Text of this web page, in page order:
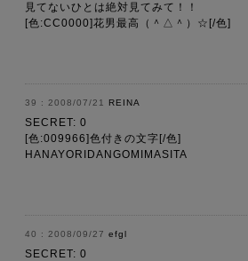
見てないひとは絶対見てみて！！
[色:CC0000]花男最高（＾△＾）☆[/色]
2008/07/21 REINA
SECRET: 0
[色:009966]色付きの文字[/色]
HANAYORIDANGOMIMASITA
2008/09/27 efgl
SECRET: 0